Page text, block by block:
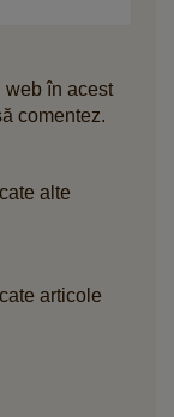
web în acest
comentez.
alte
articole